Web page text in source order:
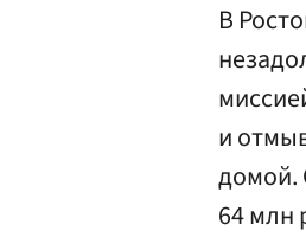
В
и
домой.
64 млн